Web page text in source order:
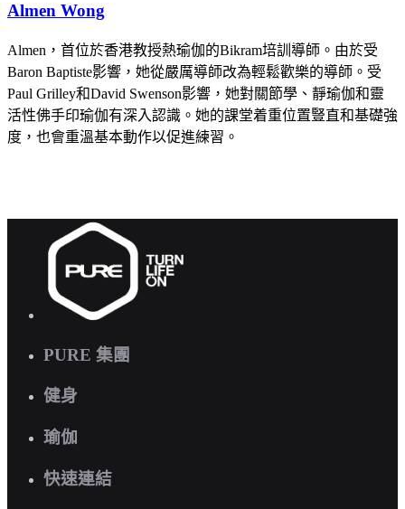
Almen Wong
Almen，首位於香港教授熱瑜伽的Bikram培訓導師。由於受
Baron Baptiste影響，她從嚴厲導師改為輕鬆歡樂的導師。受
Paul Grilley和David Swenson影響，她對關節學、靜瑜伽和靈
活性佛手印瑜伽有深入認識。她的課堂着重位置豎直和基礎強
度，也會重溫基本動作以促進練習。
PURE 集團
健身
瑜伽
快速連結